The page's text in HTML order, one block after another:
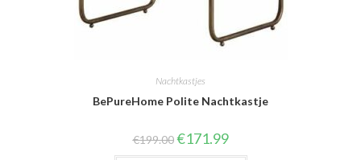
Nachtkastjes
BePureHome Polite Nachtkastje
€199.00 Oorspronkelijke
prijs
€171.99Huidige